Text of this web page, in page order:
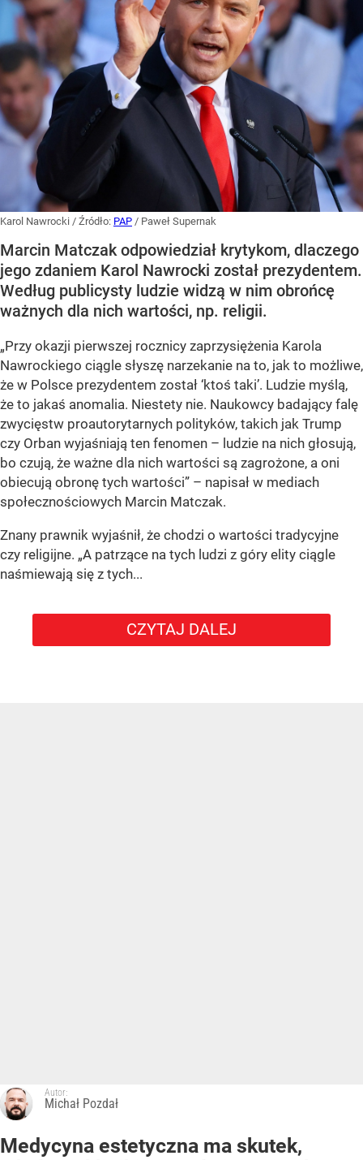
Karol Nawrocki / Źródło: PAP / Paweł Supernak
Marcin Matczak odpowiedział krytykom, dlaczego
jego zdaniem Karol Nawrocki został prezydentem.
Według publicysty ludzie widzą w nim obrońcę
ważnych dla nich wartości, np. religii.
„Przy okazji pierwszej rocznicy zaprzysiężenia Karola
Nawrockiego ciągle słyszę narzekanie na to, jak to możliwe,
że w Polsce prezydentem został ‘ktoś taki’. Ludzie myślą,
że to jakaś anomalia. Niestety nie. Naukowcy badający falę
zwycięstw proautorytarnych polityków, takich jak Trump
czy Orban wyjaśniają ten fenomen – ludzie na nich głosują,
bo czują, że ważne dla nich wartości są zagrożone, a oni
obiecują obronę tych wartości” – napisał w mediach
społecznościowych Marcin Matczak.
Znany prawnik wyjaśnił, że chodzi o wartości tradycyjne
czy religijne. „A patrzące na tych ludzi z góry elity ciągle
naśmiewają się z tych...
CZYTAJ DALEJ
Autor:
Michał Pozdał
Medycyna estetyczna ma skutek,